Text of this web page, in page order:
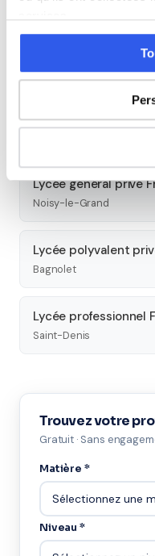
Bobigny
Lycée professionnel
Le Raincy
Lycée général privé
Lycée général privé
Noisy-le-Grand
Lycée polyvalent
Bagnolet
Lycée professionnel
Saint-Denis
Trouvez votre
Gratuit · Sans
Matière *
Niveau *